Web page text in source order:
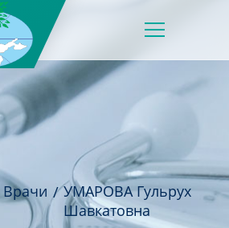
Врачи
УМАРОВА Гульрух
Шавкатовна